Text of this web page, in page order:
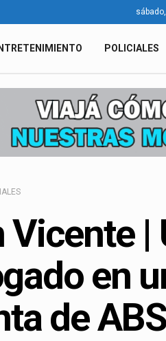
POLICIALES
Vicente |
en
de